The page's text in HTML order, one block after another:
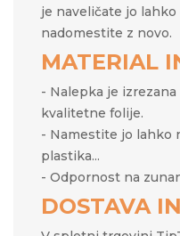
je naveličate jo
nadomestite z novo.
MATERIAL
- Nalepka je
kvalitetne folije.
- Namestite jo lahko
plastika...
- Odpornost na
DOSTAVA